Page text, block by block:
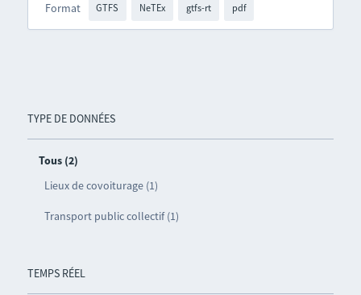
TYPE DE DONNÉES
Tous (2)
Lieux de covoiturage (1)
Transport public collectif (1)
TEMPS RÉEL
Format GTFS NeTEx gtfs-rt pdf